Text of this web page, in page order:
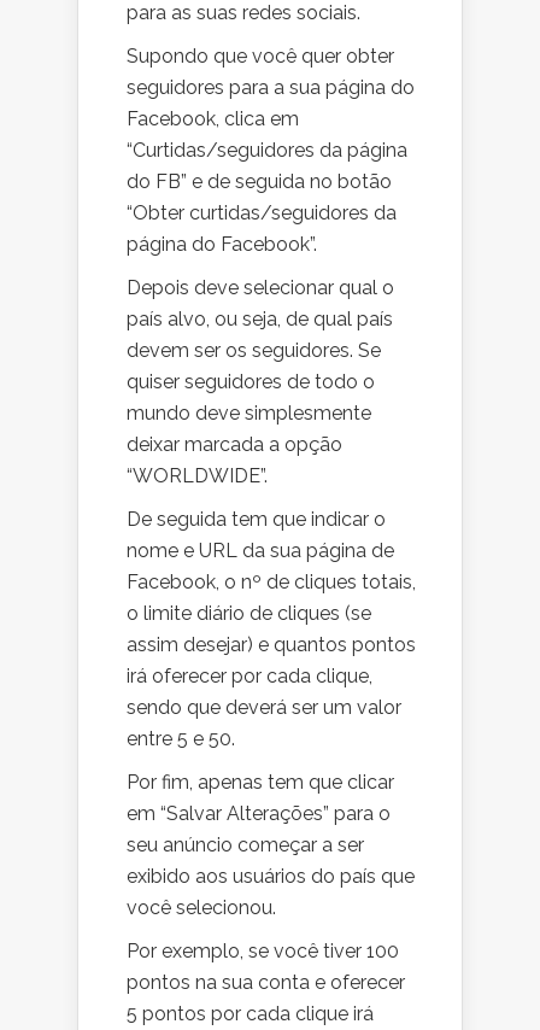
para as suas redes sociais.
Supondo que você quer obter
seguidores para a sua página do
Facebook, clica em
“Curtidas/seguidores da página
do FB” e de seguida no botão
“Obter curtidas/seguidores da
página do Facebook”.
Depois deve selecionar qual o
país alvo, ou seja, de qual país
devem ser os seguidores. Se
quiser seguidores de todo o
mundo deve simplesmente
deixar marcada a opção
“WORLDWIDE”.
De seguida tem que indicar o
nome e URL da sua página de
Facebook, o nº de cliques totais,
o limite diário de cliques (se
assim desejar) e quantos pontos
irá oferecer por cada clique,
sendo que deverá ser um valor
entre 5 e 50.
Por fim, apenas tem que clicar
em “Salvar Alterações” para o
seu anúncio começar a ser
exibido aos usuários do país que
você selecionou.
Por exemplo, se você tiver 100
pontos na sua conta e oferecer
5 pontos por cada clique irá